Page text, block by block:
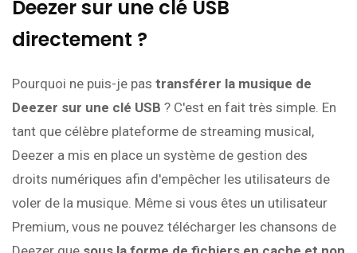
Deezer sur une clé USB
directement ?
Pourquoi ne puis-je pas transférer la musique de
Deezer sur une clé USB ? C'est en fait très simple. En
tant que célèbre plateforme de streaming musical,
Deezer a mis en place un système de gestion des
droits numériques afin d'empêcher les utilisateurs de
voler de la musique. Même si vous êtes un utilisateur
Premium, vous ne pouvez télécharger les chansons de